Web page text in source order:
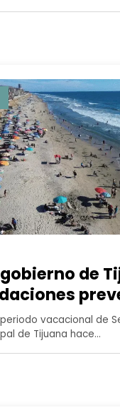
de
de
vacacional de
de Tijuana hace…